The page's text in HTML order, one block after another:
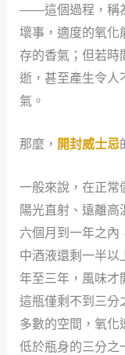
——這個過程，稱
壞事，適度的氧化
存的香氣；但若時
逝，甚至產生令人
氣。
那麼， 開封威士忌
一般來說，在正
陽光直射、遠離
六個月到一年之內
中酒液還剩一半以
年至三年，風味才
這瓶僅剩不到三分
多數的空間，氧化
低於瓶身的三分之